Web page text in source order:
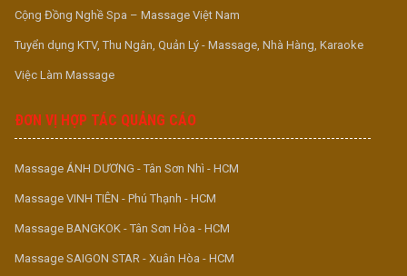
Cộng Đồng Nghề Spa – Massage Việt Nam
Tuyển dụng KTV, Thu Ngân, Quản Lý - Massage, Nhà Hàng, Karaoke
Việc Làm Massage
ĐƠN VỊ HỢP TÁC QUẢNG CÁO
Massage ÁNH DƯƠNG - Tân Sơn Nhì - HCM
Massage VINH TIÊN - Phú Thạnh - HCM
Massage BANGKOK - Tân Sơn Hòa - HCM
Massage SAIGON STAR - Xuân Hòa - HCM